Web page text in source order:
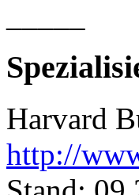
Harvard
http://